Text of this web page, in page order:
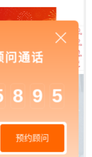
问通话
8 9 5
预约顾问